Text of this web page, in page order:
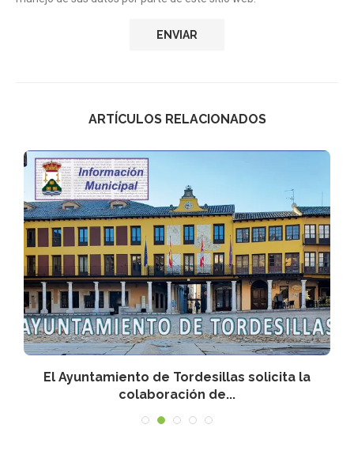
ARTÍCULOS RELACIONADOS
El Ayuntamiento de Tordesillas solicita la
colaboración de...